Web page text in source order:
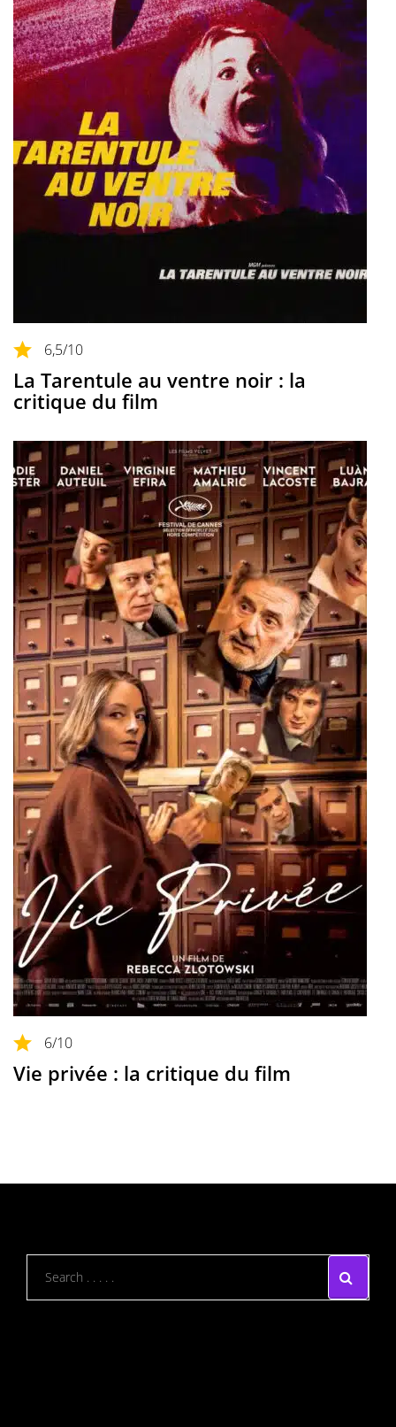
6,5/10
La Tarentule au ventre noir : la
critique du film
6/10
Vie privée : la critique du film